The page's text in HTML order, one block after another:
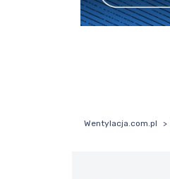
Wentylacja.com.pl